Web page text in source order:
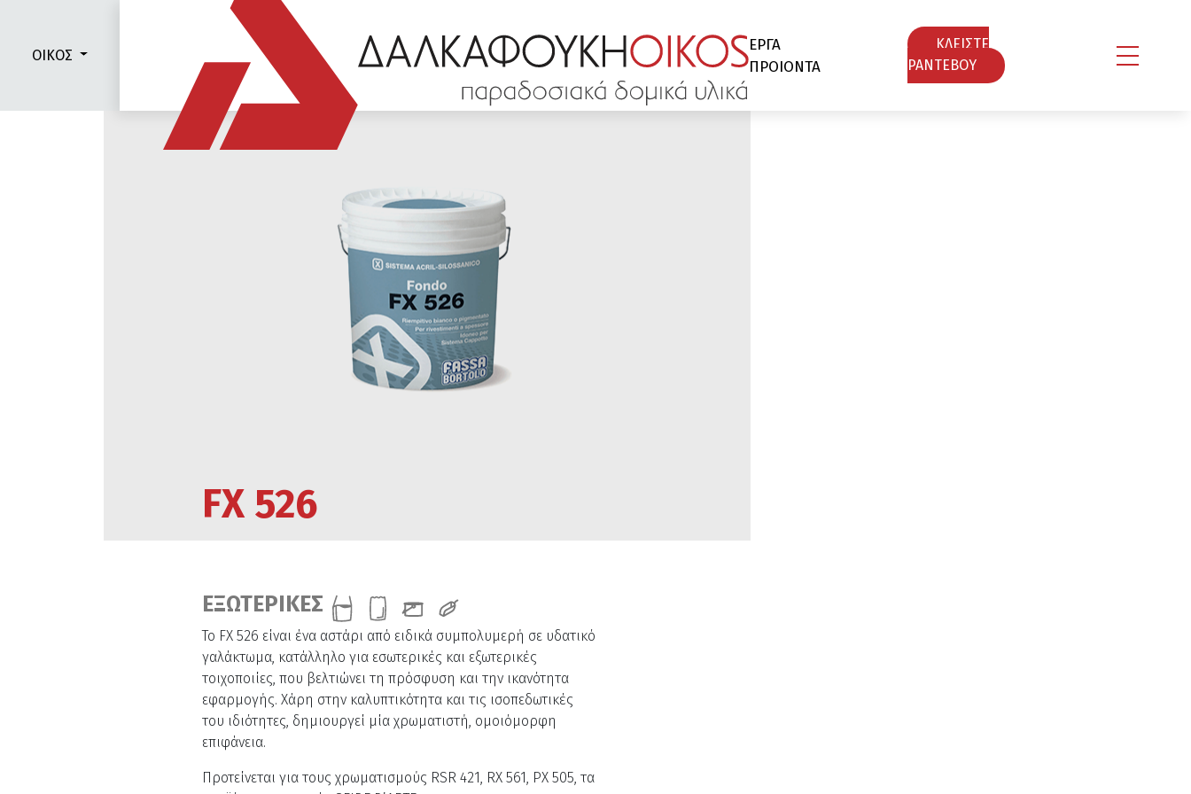
ΟΙΚΟΣ
ΕΡΓΑ
ΠΡΟΙΟΝΤΑ
ΚΛΕΙΣΤΕ
ΡΑΝΤΕΒΟY
FX 526
ΕΞΩΤΕΡΙΚΕΣ
Το FX 526 είναι ένα αστάρι από ειδικά συμπολυμερή σε υδατικό
γαλάκτωμα, κατάλληλο για εσωτερικές και εξωτερικές
τοιχοποιίες, που βελτιώνει τη πρόσφυση και την ικανότητα
εφαρμογής. Χάρη στην καλυπτικότητα και τις ισοπεδωτικές
του ιδιότητες, δημιουργεί μία χρωματιστή, ομοιόμορφη
επιφάνεια.
Προτείνεται για τους χρωματισμούς RSR 421, RX 561, PX 505, τα